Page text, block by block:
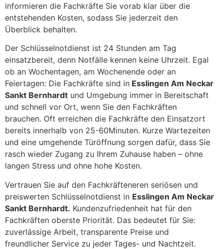
informieren die Fachkräfte Sie vorab klar über die
entstehenden Kosten, sodass Sie jederzeit den
Überblick behalten.
Der Schlüsselnotdienst ist 24 Stunden am Tag
einsatzbereit, denn Notfälle kennen keine Uhrzeit. Egal
ob an Wochentagen, am Wochenende oder an
Feiertagen: Die Fachkräfte sind in Esslingen Am Neckar
Sankt Bernhardt und Umgebung immer in Bereitschaft
und schnell vor Ort, wenn Sie den Fachkräften
brauchen. Oft erreichen die Fachkräfte den Einsatzort
bereits innerhalb von 25-60Minuten. Kurze Wartezeiten
und eine umgehende Türöffnung sorgen dafür, dass Sie
rasch wieder Zugang zu Ihrem Zuhause haben – ohne
langen Stress und ohne hohe Kosten.
Vertrauen Sie auf den Fachkräfteneren seriösen und
preiswerten Schlüsselnotdienst in Esslingen Am Neckar
Sankt Bernhardt. Kundenzufriedenheit hat für den
Fachkräften oberste Priorität. Das bedeutet für Sie:
zuverlässige Arbeit, transparente Preise und
freundlicher Service zu jeder Tages- und Nachtzeit.